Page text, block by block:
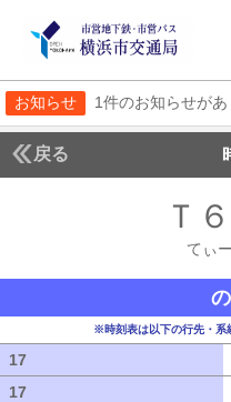
お知らせ 1件のお知らせがあ
戻る
Ｔ
てぃ
※時刻表は以下の行先・系
17
17